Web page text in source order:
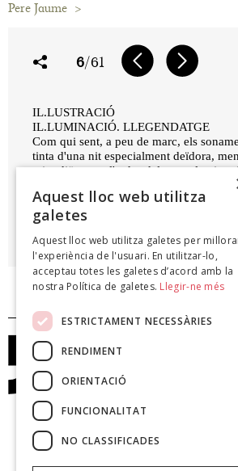
Pere Jaume >
6/61
IL.LUSTRACIÓ
IL.LUMINACIÓ. LLEGENDATGE
Com qui sent, a peu de marc, els
tinta d'una nit especialment deïdora,
reix, diürna en l'ardor del marc, la vista
Oleoducte, 1999
Aquest lloc web utilitza
galetes
Aquest lloc web utilitza galetes per
l'experiència de l'usuari. En utilitzar-lo,
acceptau totes les galetes d’acord amb la
nostra Política de galetes. Llegir-ne més
ESTRICTAMENT NECESSÀRIES
RENDIMENT
ORIENTACIÓ
FUNCIONALITAT
NO CLASSIFICADES